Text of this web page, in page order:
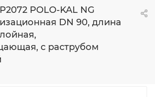
POLO-KAL NG
DN 90, длина
с раструбом